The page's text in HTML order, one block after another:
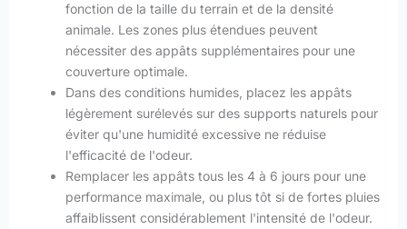
fonction de la taille du terrain et de la densité
animale. Les zones plus étendues peuvent
nécessiter des appâts supplémentaires pour une
couverture optimale.
Dans des conditions humides, placez les appâts
légèrement surélevés sur des supports naturels pour
éviter qu'une humidité excessive ne réduise
l'efficacité de l'odeur.
Remplacer les appâts tous les 4 à 6 jours pour une
performance maximale, ou plus tôt si de fortes pluies
affaiblissent considérablement l'intensité de l'odeur.